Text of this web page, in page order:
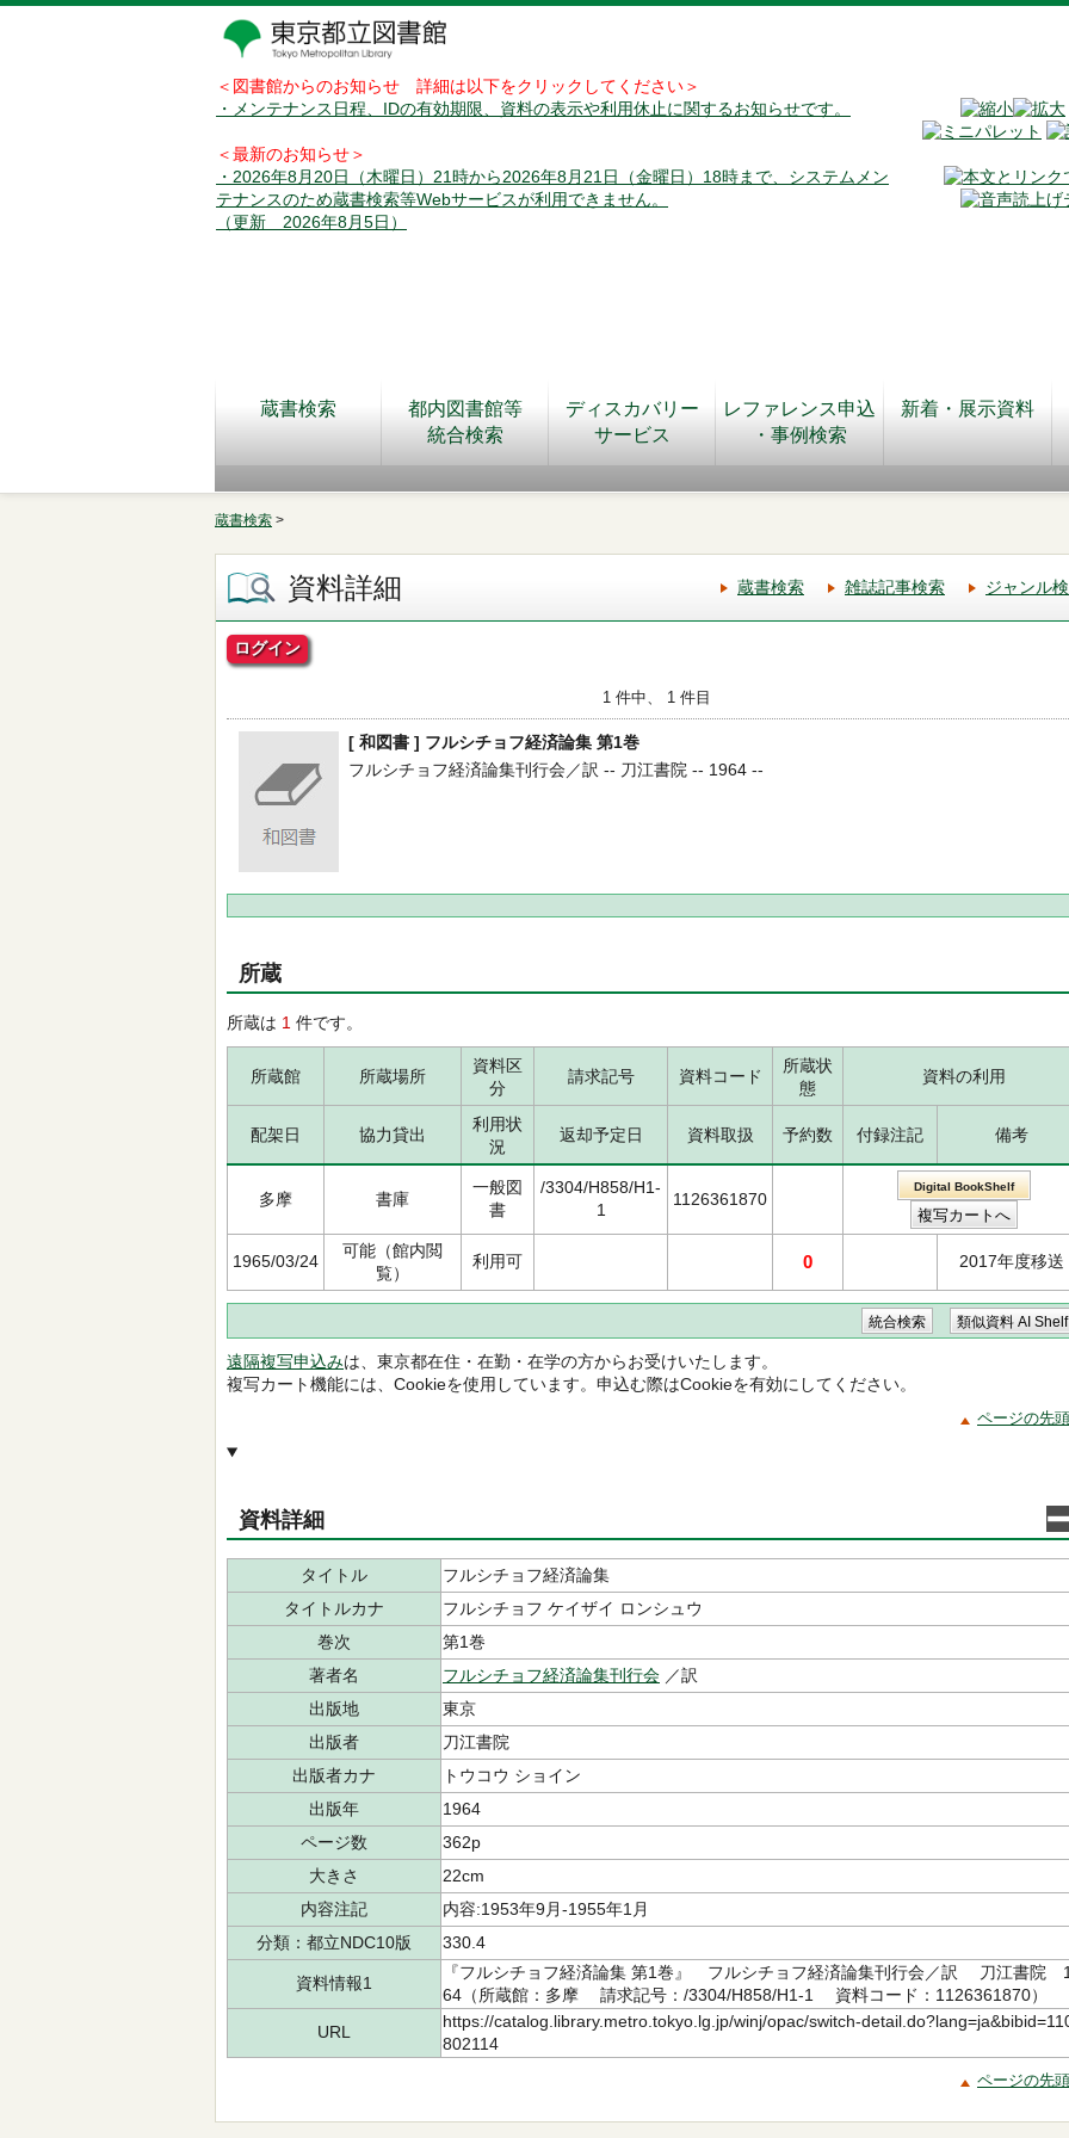
＜図書館からのお知らせ 詳細は以下をクリックしてください＞
・メンテナンス日程、IDの有効期限、資料の表示や利用休止に関するお知らせです。
＜最新のお知らせ＞
・2026年8月20日（木曜日）21時から2026年8月21日（金曜日）18時まで、システムメン
テナンスのため蔵書検索等Webサービスが利用できません。
（更新 2026年8月5日）
蔵書検索
都内図書館等
統合検索
ディスカバリー
サービス
レファレンス申込
・事例検索
新着・展示資料
蔵書検索 >
資料詳細 蔵書検索 雑誌記事検索 ジャンル
ログイン
1 件中、 1 件目
[ 和図書 ] フルシチョフ経済論集 第1巻
フルシチョフ経済論集刊行会／訳 -- 刀江書院 -- 1964 --
所蔵
所蔵は 1 件です。
所蔵館 所蔵場所
資料区
分
請求記号 資料コード
所蔵状
態
資料の利用
配架日 協力貸出
利用状
況
返却予定日 資料取扱 予約数 付録注記 備考
多摩 書庫
一般図
書
/3304/H858/H1-
1
1126361870
Digital BookShelf
1965/03/24
可能（館内閲
覧）
利用可 0 2017年度移送
遠隔複写申込みは、東京都在住・在勤・在学の方からお受けいたします。
複写カート機能には、Cookieを使用しています。申込む際はCookieを有効にしてください。
ページの先
資料詳細
タイトル
フルシチョフ経済論集
タイトルカナ
フルシチョフ ケイザイ ロンシュウ
巻次
第1巻
著者名
フルシチョフ経済論集刊行会 ／訳
出版地
東京
出版者
刀江書院
出版者カナ
トウコウ ショイン
出版年
1964
ページ数
362p
大きさ
22cm
内容注記
内容:1953年9月-1955年1月
分類：都立NDC10版
330.4
資料情報1
『フルシチョフ経済論集 第1巻』 フルシチョフ経済論集刊行会／訳 刀江書院
64（所蔵館：多摩 請求記号：/3304/H858/H1-1 資料コード：1126361870）
URL
https://catalog.library.metro.tokyo.lg.jp/winj/opac/switch-
802114
ページの先